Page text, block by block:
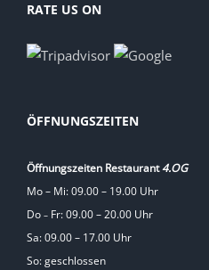
RATE US ON
ÖFFNUNGSZEITEN
Öffnungszeiten Restaurant4.OG
Mo – Mi: 09.00 – 19.00 Uhr
Do – Fr: 09.00 – 20.00 Uhr
Sa: 09.00 – 17.00 Uhr
So: geschlossen